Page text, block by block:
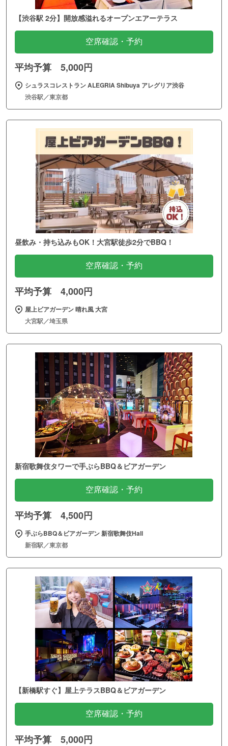
【渋谷駅 2分】開放感溢れるオープンエアーテラス
空席確認・予約
平均予算 5,000円
シュラスコレストラン ALEGRIA Shibuya アレグリア渋谷
渋谷駅／東京都
昼飲み・持ち込みもOK！大宮駅徒歩2分でBBQ！
空席確認・予約
平均予算 4,000円
屋上ビアガーデン 晴れ風 大宮
大宮駅／埼玉県
新宿歌舞伎タワーで手ぶらBBQ＆ビアガーデン
空席確認・予約
平均予算 4,500円
手ぶらBBQ＆ビアガーデン 新宿歌舞伎Hall
新宿駅／東京都
【新橋駅すぐ】屋上テラスBBQ＆ビアガーデン
空席確認・予約
平均予算 5,000円